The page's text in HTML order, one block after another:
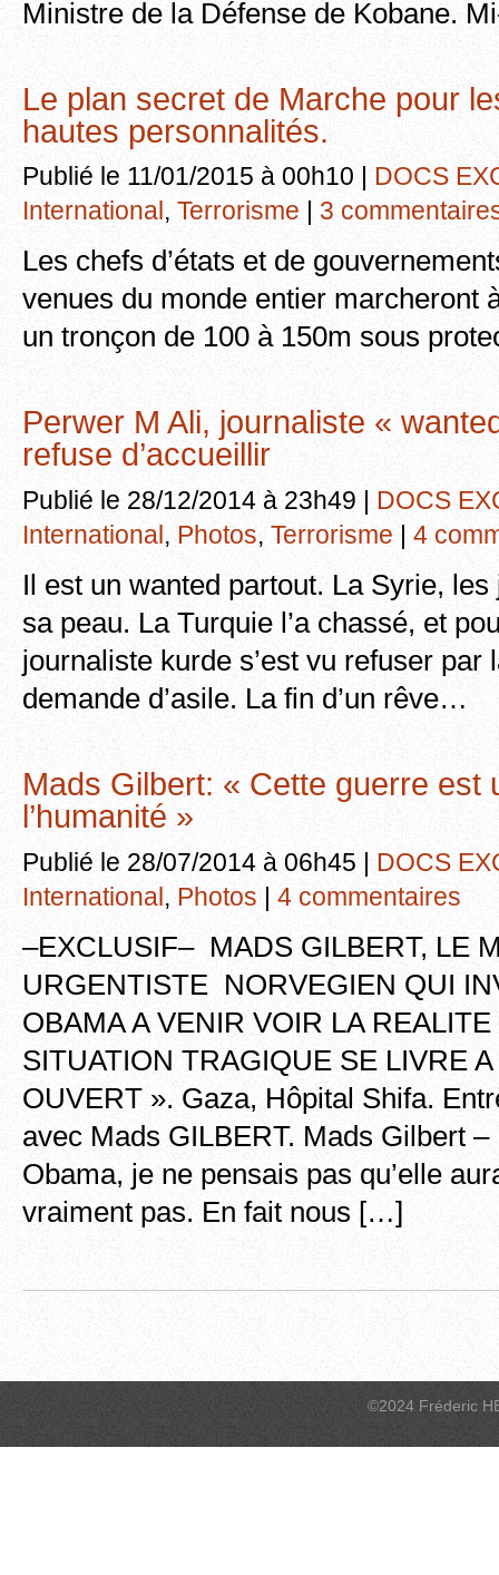
Ministre de la Défense de Kobane.
Le plan secret de Marche pour
hautes personnalités.
Publié le 11/01/2015 à 00h10 | DOCS
International , Terrorisme 3
Les chefs d’états et de
venues du monde entier marcheront
un tronçon de 100 à 150m sous
Perwer M Ali, journaliste «
refuse d’accueillir
Publié le 28/12/2014 à 23h49 | DOCS
International , Photos, Terrorisme 4
Il est un wanted partout. La Syrie,
sa peau. La Turquie l’a chassé, et
journaliste kurde s’est vu refuser par
demande d’asile. La fin d’un rêve…
Mads Gilbert: « Cette guerre est
l’humanité »
Publié le 28/07/2014 à 06h45 | DOCS
International, Photos | 4 commentaires
–EXCLUSIF– MADS GILBERT, LE
URGENTISTE NORVEGIEN QUI
OBAMA A VENIR VOIR LA REALITE
SITUATION TRAGIQUE SE LIVRE
OUVERT ». Gaza, Hôpital Shifa.
avec Mads GILBERT. Mads Gilbert
Obama, je ne pensais pas qu’elle
vraiment pas. En fait nous […]
©2024 Fréderic